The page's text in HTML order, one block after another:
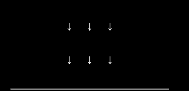
↓ ↓ ↓
↓ ↓ ↓